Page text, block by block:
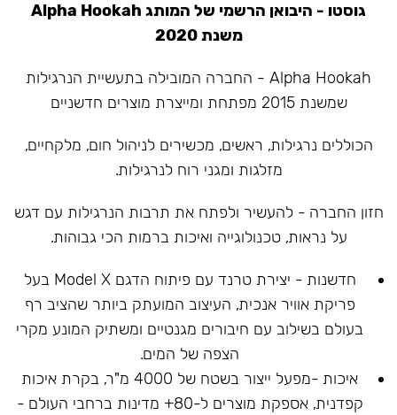
גוסטו - היבואן הרשמי של המותג Alpha Hookah
משנת 2020
Alpha Hookah - החברה המובילה בתעשיית הנרגילות
שמשנת 2015 מפתחת ומייצרת מוצרים חדשניים
הכוללים נרגילות, ראשים, מכשירים לניהול חום, מלקחיים,
מזלגות ומגני רוח לנרגילות.
חזון החברה - להעשיר ולפתח את תרבות הנרגילות עם דגש
על נראות, טכנולוגייה ואיכות ברמות הכי גבוהות.
חדשנות - יצירת טרנד עם פיתוח הדגם Model X בעל
פריקת אוויר אנכית, העיצוב המועתק ביותר שהציב רף
בעולם בשילוב עם חיבורים מגנטיים ומשתיק המונע מקרי
הצפה של המים.
איכות -מפעל ייצור בשטח של 4000 מ"ר, בקרת איכות
קפדנית, אספקת מוצרים ל-80+ מדינות ברחבי העולם -